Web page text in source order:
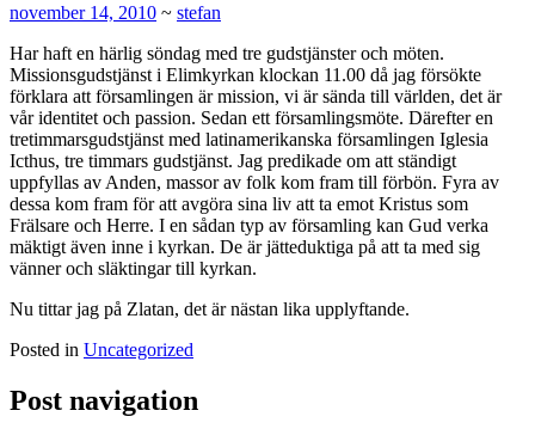
november 14, 2010 ~ stefan
Har haft en härlig söndag med tre gudstjänster och möten.
Missionsgudstjänst i Elimkyrkan klockan 11.00 då jag försökte
förklara att församlingen är mission, vi är sända till världen, det är
vår identitet och passion. Sedan ett församlingsmöte. Därefter en
tretimmarsgudstjänst med latinamerikanska församlingen Iglesia
Icthus, tre timmars gudstjänst. Jag predikade om att ständigt
uppfyllas av Anden, massor av folk kom fram till förbön. Fyra av
dessa kom fram för att avgöra sina liv att ta emot Kristus som
Frälsare och Herre. I en sådan typ av församling kan Gud verka
mäktigt även inne i kyrkan. De är jätteduktiga på att ta med sig
vänner och släktingar till kyrkan.
Nu tittar jag på Zlatan, det är nästan lika upplyftande.
Posted in Uncategorized
Post navigation